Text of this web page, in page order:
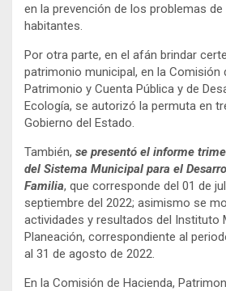
en la prevención de los problemas
habitantes.
Por otra parte, en el afán brindar
patrimonio municipal, en la Comisión
Patrimonio y Cuenta Pública y de
Ecología, se autorizó la permuta en
Gobierno del Estado.
También, se presentó el informe
del Sistema Municipal para el
Familia, que corresponde del 01 de
septiembre del 2022; asimismo se
actividades y resultados del Instituto
Planeación, correspondiente al
al 31 de agosto de 2022.
En la Comisión de Hacienda,